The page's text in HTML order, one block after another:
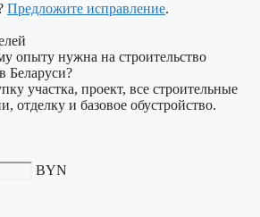
Предложите исправление.
опыту нужна на строительство
Беларуси?
участка, проект, все строительные
отделку и базовое обустройство.
BYN